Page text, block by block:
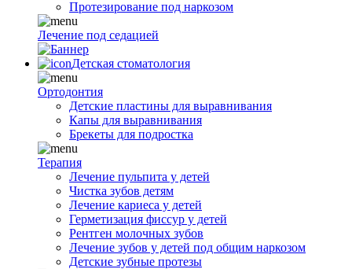
Протезирование под наркозом
Лечение под седацией
Детская стоматология
Ортодонтия
Детские пластины для выравнивания
Капы для выравнивания
Брекеты для подростка
Терапия
Лечение пульпита у детей
Чистка зубов детям
Лечение кариеса у детей
Герметизация фиссур у детей
Рентген молочных зубов
Лечение зубов у детей под общим наркозом
Детские зубные протезы